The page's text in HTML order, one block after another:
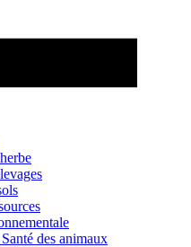
des animaux